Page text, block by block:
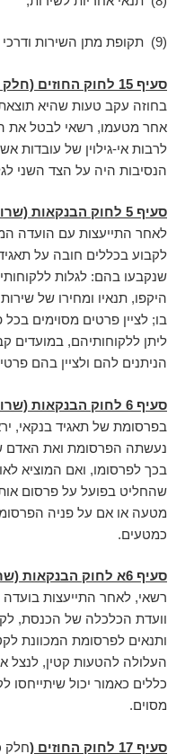
(9) תקופת מתן השירות ודרכי חידושו.
סעיף 15 לחוק החוזים (חלק כללי) –
בחוזה עקב טעות שהיא
אחר מטעמו, רשאי לבטל את
לרבות אי-גילוין של עובדות
הנסיבות היה על הצד השני
סעיף 5 לחוק הבנקאות (שרות)
לאחר התייעצות עם הועדה
לקבוע בכללים חובה על
שנקבעו בהם: לגלות
היקפו, תנאיו ומחירו של
בו; לציין פרטים מסוימים
ליתן ללקוחותיהם, במועדים
הניתנים להם ולציין בהם
סעיף 6 לחוק הבנקאות (שרות)
בפרסומת של תאגיד בנקאי,
נעשתה הפרסומת ואת האדם
בכך לפרסומו, ואם המוציא
שהחליט בפועל על פרסום
מטעה או אם על פניה
כמטעים.
סעיף 6א לחוק הבנקאות (שרות)
רשאי, לאחר התייעצות
וועדת הכלכלה של הכנסת,
ותנאים לפרסומת המכוונת
העלולה להטעות קטין, לנצל
כללים כאמור יכול שיתייחסו
מסוים.
סעיף 17 לחוק החוזים ( חלק